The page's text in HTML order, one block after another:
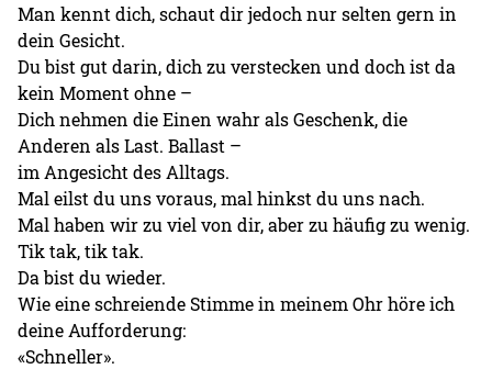
Man kennt dich, schaut dir jedoch nur selten gern in
dein Gesicht.
Du bist gut darin, dich zu verstecken und doch ist da
kein Moment ohne –
Dich nehmen die Einen wahr als Geschenk, die
Anderen als Last. Ballast –
im Angesicht des Alltags.
Mal eilst du uns voraus, mal hinkst du uns nach.
Mal haben wir zu viel von dir, aber zu häufig zu wenig.
Tik tak, tik tak.
Da bist du wieder.
Wie eine schreiende Stimme in meinem Ohr höre ich
deine Aufforderung:
«Schneller».